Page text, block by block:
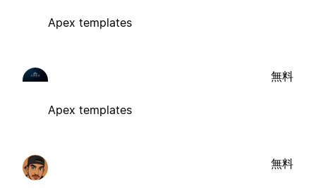
Apex templates
Apex templates
無料
無料